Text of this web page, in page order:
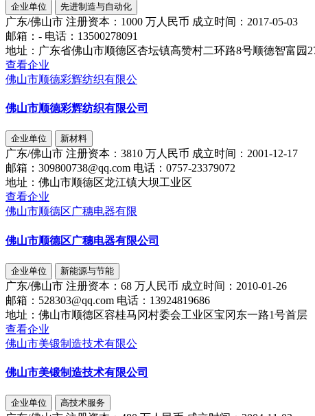
企业单位 先进制造与自动化
广东/佛山市 注册资本： 1000 万人民币 成立时间： 2017-05-03
邮箱： - 电话： 13500278091
地址： 广东省佛山市顺德区杏坛镇高赞村二环路8号顺德智富园
查看企业
佛山市顺德彩辉纺织有限公
佛山市顺德彩辉纺织有限公司
企业单位 新材料
广东/佛山市 注册资本： 3810 万人民币 成立时间： 2001-12-17
邮箱： 309800738@qq.com 电话： 0757-23379072
地址： 佛山市顺德区龙江镇大坝工业区
查看企业
佛山市顺德区广穗电器有限
佛山市顺德区广穗电器有限公司
企业单位 新能源与节能
广东/佛山市 注册资本： 68 万人民币 成立时间： 2010-01-26
邮箱： 528303@qq.com 电话： 13924819686
地址： 佛山市顺德区容桂马冈村委会工业区宝冈东一路1号首层
查看企业
佛山市美锻制造技术有限公
佛山市美锻制造技术有限公司
企业单位 高技术服务